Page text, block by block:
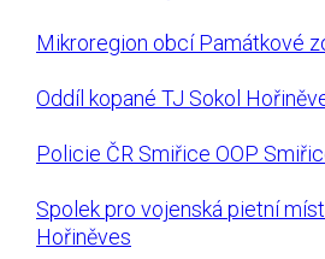
Mikroregion obcí Památkové
Oddíl kopané TJ Sokol
Policie ČR Smiřice OOP
Spolek pro vojenská pietní
Hořiněves